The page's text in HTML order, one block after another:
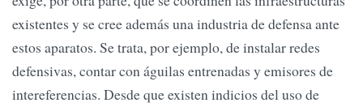
existentes y se cree además una industria de defensa ante
estos aparatos. Se trata, por ejemplo, de instalar redes
defensivas, contar con águilas entrenadas y emisores de
intereferencias. Desde que existen indicios del uso de